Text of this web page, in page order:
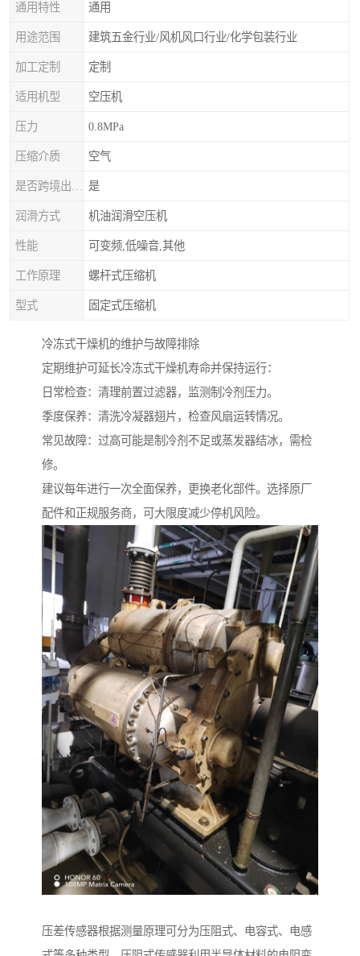
通用特性 通用
用途范围 建筑五金行业/风机风口行业/化学包装行业
加工定制 定制
适用机型 空压机
压力 0.8MPa
压缩介质 空气
是
润滑方式 机油润滑空压机
性能 可变频,低噪音,其他
工作原理 螺杆式压缩机
型式 固定式压缩机
冷冻式干燥机的维护与故障排除
定期维护可延长冷冻式干燥机寿命并保持运行：
日常检查：清理前置过滤器，监测制冷剂压力。
季度保养：清洗冷凝器翅片，检查风扇运转情况。
常见故障：过高可能是制冷剂不足或蒸发器结冰，需检
修。
建议每年进行一次全面保养，更换老化部件。选择原厂
配件和正规服务商，可大限度减少停机风险。
压差传感器根据测量原理可分为压阻式、电容式、电感